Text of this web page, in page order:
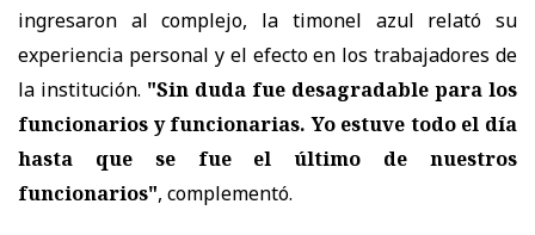
ingresaron al complejo, la timonel azul relató su
experiencia personal y el efecto en los trabajadores de
la institución. "Sin duda fue desagradable para los
funcionarios y funcionarias. Yo estuve todo el día
hasta que se fue el último de nuestros
funcionarios", complementó.